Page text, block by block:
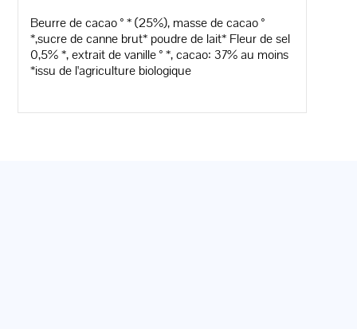
Beurre de cacao ° * (25%), masse de cacao °
*,sucre de canne brut* poudre de lait* Fleur de sel
0,5% *, extrait de vanille ° *, cacao: 37% au moins
*issu de l'agriculture biologique